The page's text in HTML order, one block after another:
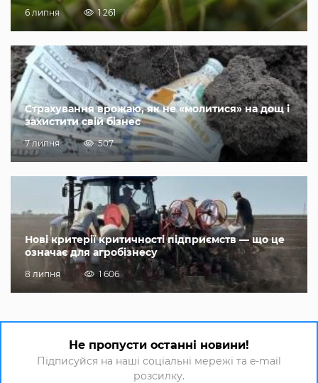
6 липня 1 261
Страхування врожаю, як не «молитися» на дощ і
захистити свій бізнес
7 липня 507
Нові критерії критичності підприємств — що це
означає для агробізнесу
8 липня 1 606
Не пропусти останні новини!
Підписуйся на наші соціальні мережі та e-mail
розсилку.